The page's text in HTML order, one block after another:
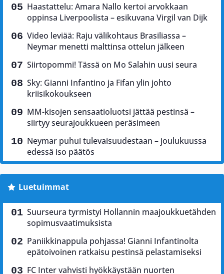
Haastattelu: Amara Nallo kertoi arvokkaan
oppinsa Liverpoolista – esikuvana Virgil van Dijk
Video leviää: Raju välikohtaus Brasiliassa –
Neymar menetti malttinsa ottelun jälkeen
Siirtopommi! Tässä on Mo Salahin uusi seura
Sky: Gianni Infantino ja Fifan ylin johto
kriisikokoukseen
MM-kisojen sensaatioluotsi jättää pestinsä –
siirtyy seurajoukkueen peräsimeen
Neymar puhui tulevaisuudestaan – joulukuussa
edessä iso päätös
Luetuimmat
Suurseura tyrmistyi Hollannin maajoukkuetähden
sopimusvaatimuksista
Paniikkinappula pohjassa! Gianni Infantinolta
epätoivoinen ratkaisu pestinsä pelastamiseksi
FC Inter vahvisti hyökkäystään nuorten